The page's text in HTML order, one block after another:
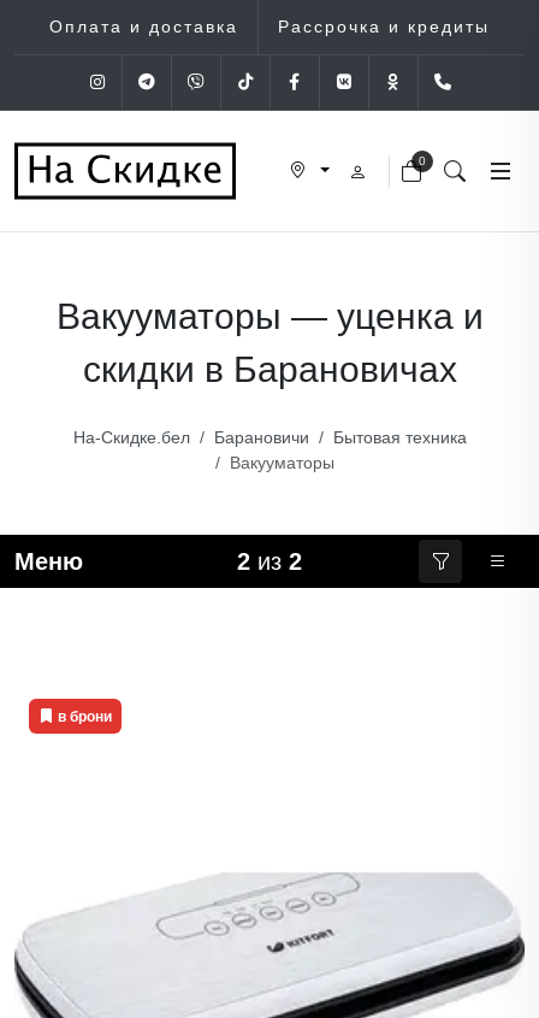
Оплата и доставка Рассрочка и кредиты
InstagramTelegram
Viber Tik-Tok Facebook
VK OK
0
Вакууматоры — уценка и
скидки в Барановичах
На-Скидке.бел Барановичи
Бытовая техника
Вакууматоры
Меню 2 из 2
в брони